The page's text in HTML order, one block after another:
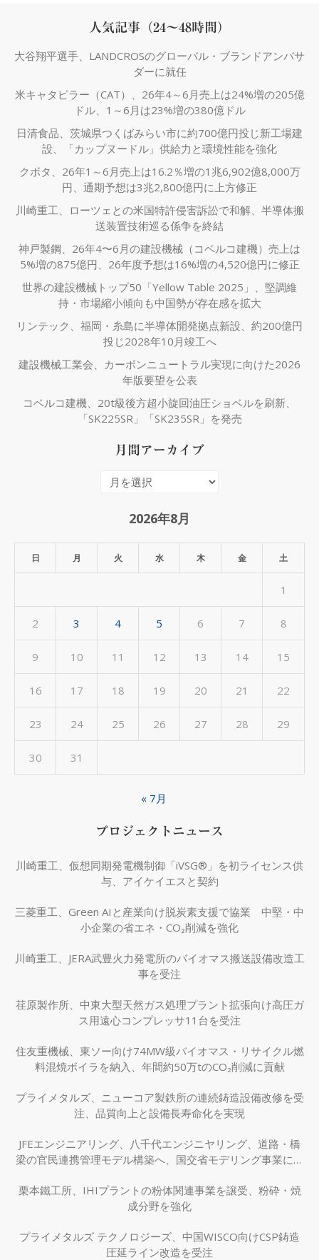
人気記事（24～48時間）
大谷翔平選手、LANDCROSのグローバル・ブランドアンバサ
ダーに就任
米キャタピラー（CAT）、26年4～6月売上は24%増の205億
ドル、1～6月は23%増の380億ドル
日清食品、茨城県つくばみらい市に約700億円投じ新工場建
設、「カップヌードル」供給力と環境性能を強化
クボタ、26年1～6月売上は16.2％増の1兆6,902億8,000万
円、通期予想は3兆2,800億円に上方修正
川崎重工、ローツェとの米国特許侵害訴訟で和解、半導体搬
送装置技術巡る係争を終結
神戸製鋼、26年4〜6月の建設機械（コベルコ建機）売上は
5%増の875億円、26年度予想は16%増の4,520億円に修正
世界の建設機械トップ50「Yellow Table 2025」、堅調維
持・市場縮小傾向も中国勢が存在感を拡大
リンテック、福岡・糸島に半導体開発拠点新設、約200億円
投じ2028年10月竣工へ
建設機械工業会、カーボンニュートラル実現に向けた2026
年版要望を公表
コベルコ建機、20t級後方超小旋回油圧ショベルを刷新、
「SK225SR」「SK235SR」を発売
月間アーカイブ
イ
2026年8月
日 月 火 水 木 金 土
1
2 3 4 5 6 7 8
9 10 11 12 13 14 15
16 17 18 19 20 21 22
23 24 25 26 27 28 29
30 31
« 7月
プロジェクトニュース
川崎重工、仮想同期発電機制御「iVSG®」を初ライセンス供
与、アイケイエスと契約
三菱重工、Green AIと産業向け脱炭素支援で協業 中堅・中
小企業の省エネ・CO₂削減を強化
川崎重工、JERA武豊火力発電所のバイオマス搬送設備改造工
事を受注
荏原製作所、中東大型天然ガス処理プラント拡張向け高圧ガ
ス用遠心コンプレッサ11台を受注
住友重機械、東ソー向け74MW級バイオマス・リサイクル燃
料混焼ボイラを納入、年間約50万tのCO₂削減に貢献
プライメタルズ、ニューコア製鉄所の連続鋳造設備改修を受
注、品質向上と設備長寿命化を実現
JFEエンジニアリング、八千代エンジニヤリング、道路・橋
梁の官民連携管理モデル構築へ、国交省モデリング事業に採
栗本鐵工所、IHIプラントの粉体関連事業を譲受、粉砕・焼
成分野を強化
プライメタルズ テクノロジーズ、中国WISCO向けCSP鋳造
圧延ライン改造を受注